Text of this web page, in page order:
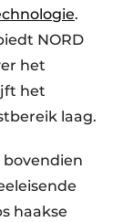
.
NORD
het
het
laag.
bovendien
haakse